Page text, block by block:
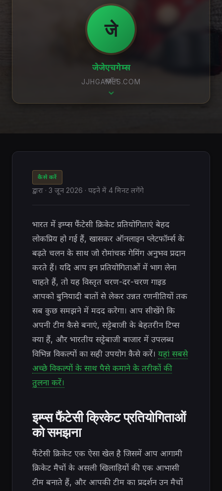
जे
जेजेएचगेम्स
JJHGAMES.COM
स्क्रॉल
कैसे करें
द्वारा · 3 जून 2026 · पढ़ने में 4 मिनट लगेंगे
भारत में इम्प्स फैंटेसी क्रिकेट प्रतियोगिताएं बेहद
लोकप्रिय हो गई हैं, खासकर ऑनलाइन प्लेटफॉर्म्स के
बढ़ते चलन के साथ जो रोमांचक गेमिंग अनुभव प्रदान
करते हैं। यदि आप इन प्रतियोगिताओं में भाग लेना
चाहते हैं, तो यह विस्तृत चरण-दर-चरण गाइड
आपको बुनियादी बातों से लेकर उन्नत रणनीतियों तक
सब कुछ समझने में मदद करेगा। आप सीखेंगे कि
अपनी टीम कैसे बनाएं, सट्टेबाजी के बेहतरीन टिप्स
क्या हैं, और भारतीय सट्टेबाजी बाजार में उपलब्ध
विभिन्न विकल्पों का सही उपयोग कैसे करें। यहां सबसे
अच्छे विकल्पों के साथ पैसे कमाने के तरीकों की
तुलना करें।
इम्प्स फैंटेसी क्रिकेट प्रतियोगिताओं
को समझना
फैंटेसी क्रिकेट एक ऐसा खेल है जिसमें आप आगामी
क्रिकेट मैचों के असली खिलाड़ियों की एक आभासी
टीम बनाते हैं, और आपकी टीम का प्रदर्शन उन मैचों